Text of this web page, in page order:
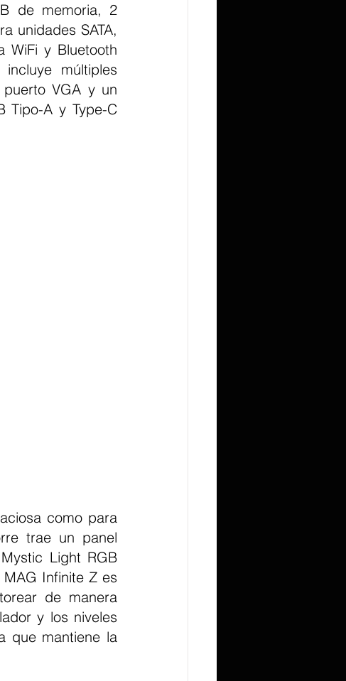
de memoria, 2
unidades SATA,
WiFi y Bluetooth
múltiples
VGA y un
Tipo-A y Type-C
como para
trae un panel
Light RGB
Infinite Z es
de manera
y los niveles
que mantiene la